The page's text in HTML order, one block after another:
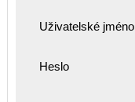
Uživatelské jméno
Heslo